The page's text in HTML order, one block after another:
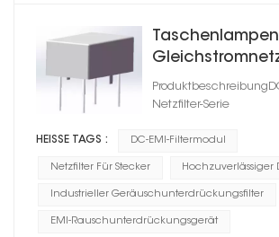
Filter Steckertyp
Netzfilter-Serie
HEISSE TAGS : DC-EMI-Filtermodul
Netzfilter Für Stecker Hochzuverlässiger
Industrieller Geräuschunterdrückungsfilter
EMI-Rauschunterdrückungsgerät